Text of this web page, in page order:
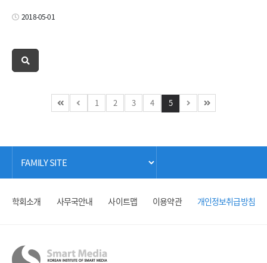
2018-05-01
1 2 3 4 5
학회소개 사무국안내 사이트맵 이용약관 개인정보취급방침